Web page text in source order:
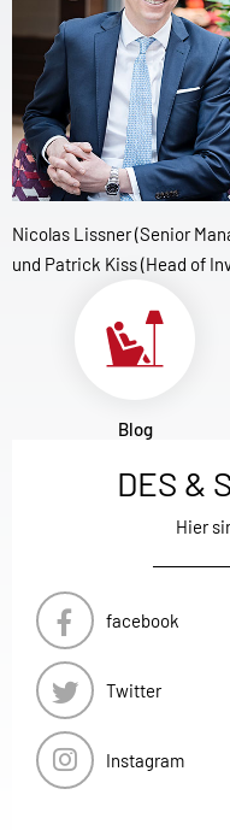
Nicolas Lissner (Senior
und Patrick Kiss (Head of
Blog
DES &
Hier
facebook
Twitter
Instagram